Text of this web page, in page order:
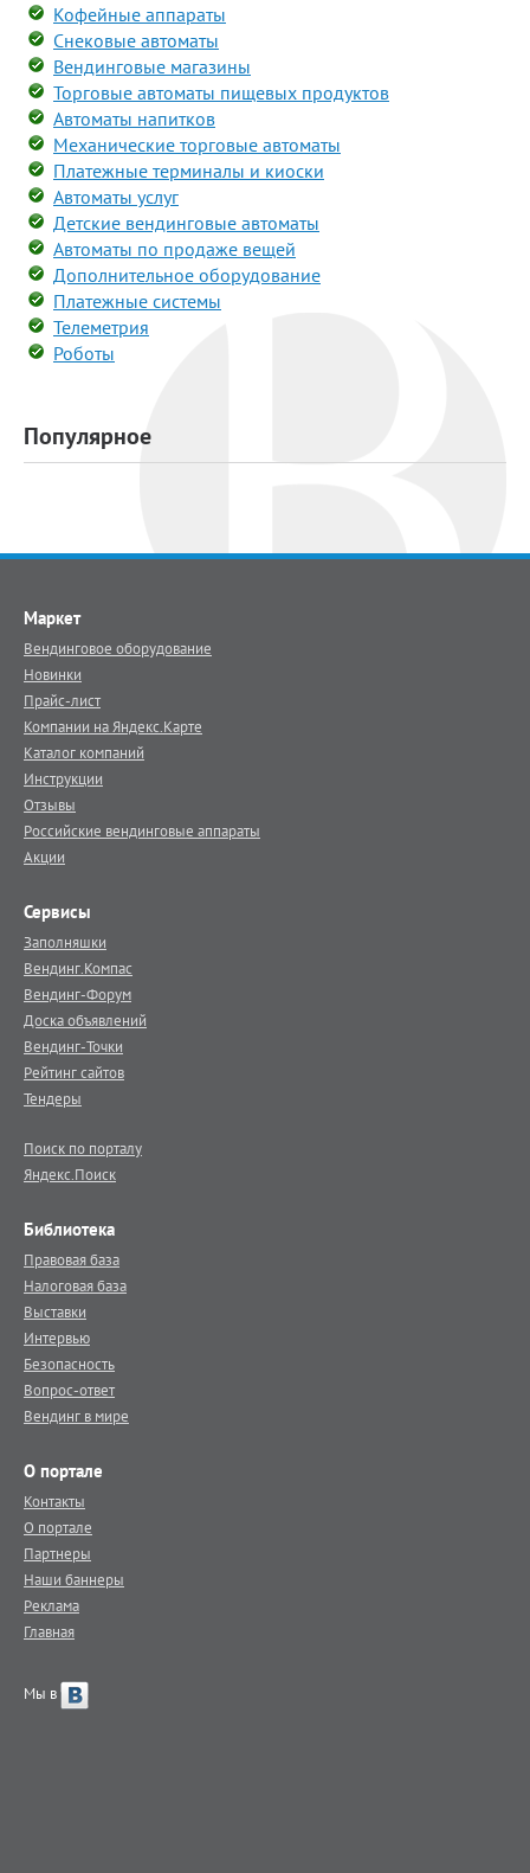
Кофейные аппараты
Снековые автоматы
Вендинговые магазины
Торговые автоматы пищевых продуктов
Автоматы напитков
Механические торговые автоматы
Платежные терминалы и киоски
Автоматы услуг
Детские вендинговые автоматы
Автоматы по продаже вещей
Дополнительное оборудование
Платежные системы
Телеметрия
Роботы
Популярное
Маркет
Вендинговое оборудование
Новинки
Прайс-лист
Компании на Яндекс.Карте
Каталог компаний
Инструкции
Отзывы
Российские вендинговые аппараты
Акции
Сервисы
Заполняшки
Вендинг.Компас
Вендинг-Форум
Доска объявлений
Вендинг-Точки
Рейтинг сайтов
Тендеры
Поиск по порталу
Яндекс.Поиск
Библиотека
Правовая база
Налоговая база
Выставки
Интервью
Безопасность
Вопрос-ответ
Вендинг в мире
О портале
Контакты
О портале
Партнеры
Наши баннеры
Реклама
Главная
Мы в